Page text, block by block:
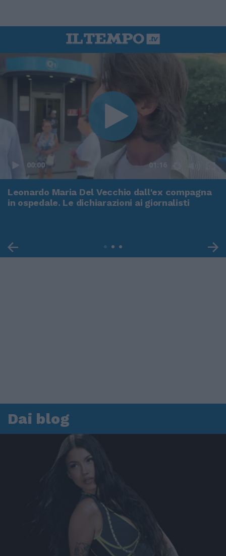
00:00 01:16
Leonardo Maria Del Vecchio dall'ex compagna
in ospedale. Le dichiarazioni ai giornalisti
Dai blog